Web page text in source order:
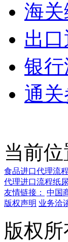
海
出
银
通
当前位
食品进口代理流程
代理进口流程纸
友情链接：
中国
版权声明 业务洽
版权